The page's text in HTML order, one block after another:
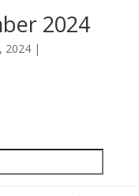
2024
2024|